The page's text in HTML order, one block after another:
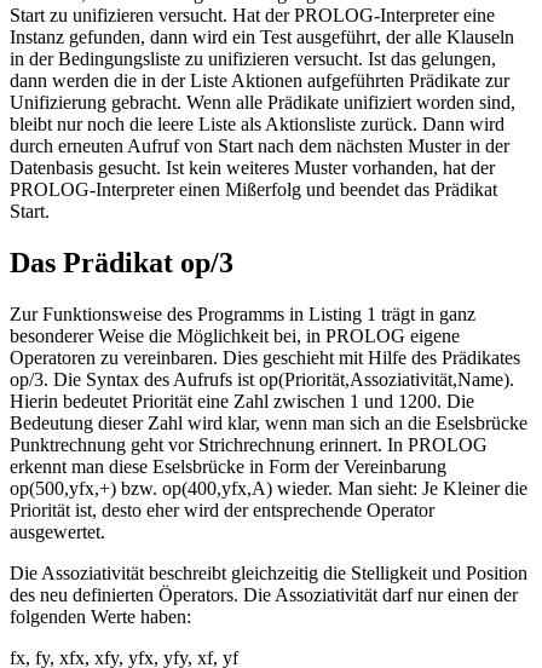
Start zu unifizieren versucht. Hat der PROLOG-Interpreter eine
Instanz gefunden, dann wird ein Test ausgeführt, der alle Klauseln
in der Bedingungsliste zu unifizieren versucht. Ist das gelungen,
dann werden die in der Liste Aktionen aufgeführten Prädikate zur
Unifizierung gebracht. Wenn alle Prädikate unifiziert worden sind,
bleibt nur noch die leere Liste als Aktionsliste zurück. Dann wird
durch erneuten Aufruf von Start nach dem nächsten Muster in der
Datenbasis gesucht. Ist kein weiteres Muster vorhanden, hat der
PROLOG-Interpreter einen Mißerfolg und beendet das Prädikat
Start.
Das Prädikat op/3
Zur Funktionsweise des Programms in Listing 1 trägt in ganz
besonderer Weise die Möglichkeit bei, in PROLOG eigene
Operatoren zu vereinbaren. Dies geschieht mit Hilfe des Prädikates
op/3. Die Syntax des Aufrufs ist op(Priorität,Assoziativität,Name).
Hierin bedeutet Priorität eine Zahl zwischen 1 und 1200. Die
Bedeutung dieser Zahl wird klar, wenn man sich an die Eselsbrücke
Punktrechnung geht vor Strichrechnung erinnert. In PROLOG
erkennt man diese Eselsbrücke in Form der Vereinbarung
op(500,yfx,+) bzw. op(400,yfx,A) wieder. Man sieht: Je Kleiner die
Priorität ist, desto eher wird der entsprechende Operator
ausgewertet.
Die Assoziativität beschreibt gleichzeitig die Stelligkeit und Position
des neu definierten Öperators. Die Assoziativität darf nur einen der
folgenden Werte haben:
fx, fy, xfx, xfy, yfx, yfy, xf, yf